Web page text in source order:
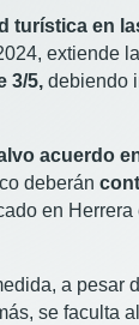
turística en
extiende
3/5, debiendo
acuerdo
deberán
en
a pesar
se faculta